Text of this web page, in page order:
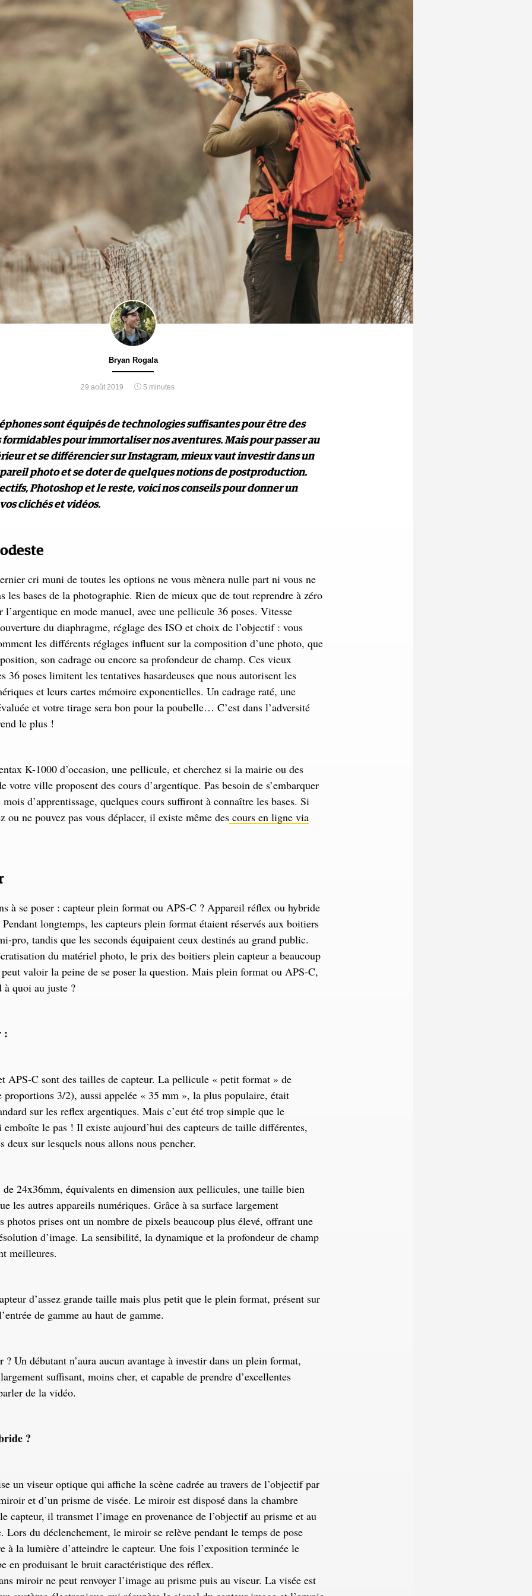
Bryan Rogala
29 août 2019 5 minutes
sont équipés de technologies suffisantes pour être des
pour immortaliser nos aventures. Mais pour passer au
et se différencier sur Instagram, mieux vaut investir dans un
photo et se doter de quelques notions de postproduction.
Photoshop et le reste, voici nos conseils pour donner un
clichés et vidéos.
cri muni de toutes les options ne vous mènera nulle part ni vous ne
les bases de la photographie. Rien de mieux que de tout reprendre à zéro
l’argentique en mode manuel, avec une pellicule 36 poses. Vitesse
du diaphragme, réglage des ISO et choix de l’objectif : vous
les différents réglages influent sur la composition d’une photo, que
son cadrage ou encore sa profondeur de champ. Ces vieux
36 poses limitent les tentatives hasardeuses que nous autorisent les
et leurs cartes mémoire exponentielles. Un cadrage raté, une
et votre tirage sera bon pour la poubelle… C’est dans l’adversité
le plus !
K-1000 d’occasion, une pellicule, et cherchez si la mairie ou des
votre ville proposent des cours d’argentique. Pas besoin de s’embarquer
d’apprentissage, quelques cours suffiront à connaître les bases. Si
ou ne pouvez pas vous déplacer, il existe même des cours en ligne via
à se poser : capteur plein format ou APS-C ? Appareil réflex ou hybride
longtemps, les capteurs plein format étaient réservés aux boitiers
pro, tandis que les seconds équipaient ceux destinés au grand public.
du matériel photo, le prix des boitiers plein capteur a beaucoup
peut valoir la peine de se poser la question. Mais plein format ou APS-C,
à quoi au juste ?
:
APS-C sont des tailles de capteur. La pellicule « petit format » de
proportions 3/2), aussi appelée « 35 mm », la plus populaire, était
sur les reflex argentiques. Mais c’eut été trop simple que le
le pas ! Il existe aujourd’hui des capteurs de taille différentes,
deux sur lesquels nous allons nous pencher.
24x36mm, équivalents en dimension aux pellicules, une taille bien
les autres appareils numériques. Grâce à sa surface largement
photos prises ont un nombre de pixels beaucoup plus élevé, offrant une
d’image. La sensibilité, la dynamique et la profondeur de champ
meilleures.
d’assez grande taille mais plus petit que le plein format, présent sur
de gamme au haut de gamme.
Un débutant n’aura aucun avantage à investir dans un plein format,
suffisant, moins cher, et capable de prendre d’excellentes
de la vidéo.
?
un viseur optique qui affiche la scène cadrée au travers de l’objectif par
et d’un prisme de visée. Le miroir est disposé dans la chambre
capteur, il transmet l’image en provenance de l’objectif au prisme et au
Lors du déclenchement, le miroir se relève pendant le temps de pose
à la lumière d’atteindre le capteur. Une fois l’exposition terminée le
en produisant le bruit caractéristique des réflex.
miroir ne peut renvoyer l’image au prisme puis au viseur. La visée est